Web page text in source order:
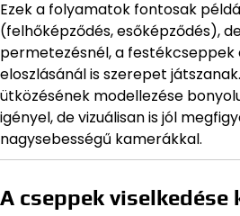
Ezek a folyamatok fontosak
(felhőképződés, esőképződés),
permetezésnél, a festékcseppek
eloszlásánál is szerepet
ütközésének modellezése
igényel, de vizuálisan is jól
nagysebességű kamerákkal.
A cseppek viselkedése